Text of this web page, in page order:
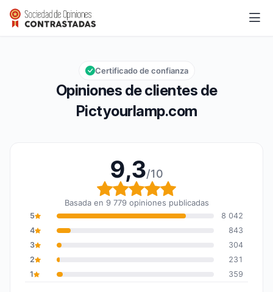
Pictyourlamp.com
Calificación global: 9,3 de 10
9,3/10
Opiniones de clientes de
Pictyourlamp.com
Certificado de confianza
9,3/10
Calificación global: 9,3
Basada en 9 779 opiniones publicadas
5
8 042
4
843
3
304
2
231
1
359